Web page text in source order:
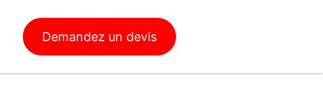
Demandez un devis